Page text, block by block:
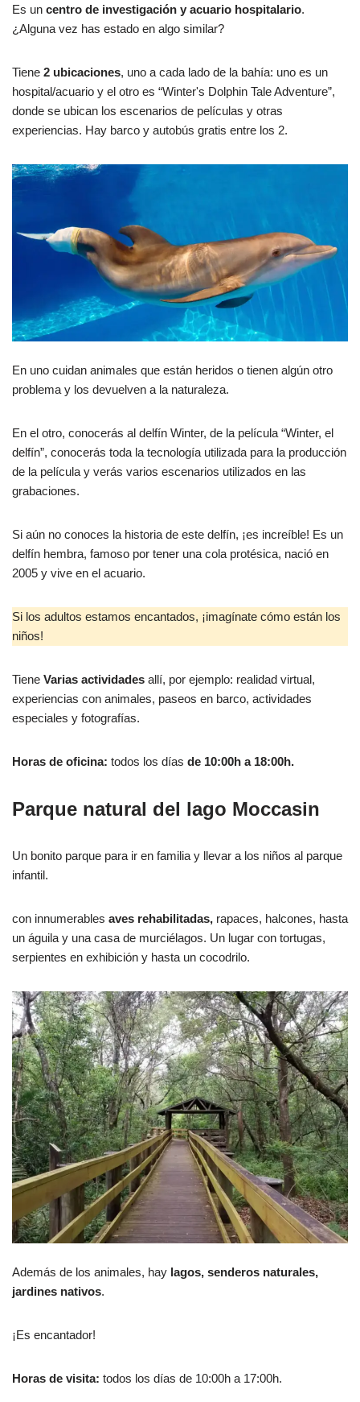
Es un centro de investigación y acuario hospitalario.
¿Alguna vez has estado en algo similar?
Tiene 2 ubicaciones, uno a cada lado de la bahía: uno es un
hospital/acuario y el otro es “Winter's Dolphin Tale Adventure”,
donde se ubican los escenarios de películas y otras
experiencias. Hay barco y autobús gratis entre los 2.
En uno cuidan animales que están heridos o tienen algún otro
problema y los devuelven a la naturaleza.
En el otro, conocerás al delfín Winter, de la película “Winter, el
delfín”, conocerás toda la tecnología utilizada para la producción
de la película y verás varios escenarios utilizados en las
grabaciones.
Si aún no conoces la historia de este delfín, ¡es increíble! Es un
delfín hembra, famoso por tener una cola protésica, nació en
2005 y vive en el acuario.
Si los adultos estamos encantados, ¡imagínate cómo están los
niños!
Tiene Varias actividades allí, por ejemplo: realidad virtual,
experiencias con animales, paseos en barco, actividades
especiales y fotografías.
Horas de oficina: todos los días de 10:00h a 18:00h.
Parque natural del lago Moccasin
Un bonito parque para ir en familia y llevar a los niños al parque
infantil.
con innumerables aves rehabilitadas, rapaces, halcones, hasta
un águila y una casa de murciélagos. Un lugar con tortugas,
serpientes en exhibición y hasta un cocodrilo.
Además de los animales, hay lagos, senderos naturales,
jardines nativos.
¡Es encantador!
Horas de visita: todos los días de 10:00h a 17:00h.